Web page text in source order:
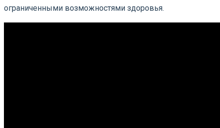
ограниченными возможностями здоровья.